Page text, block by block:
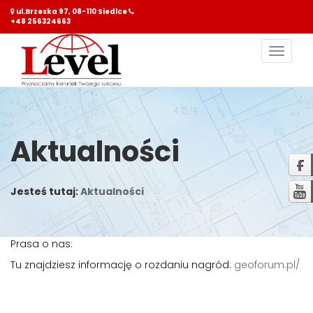
ul.Brzeska 97, 08-110 Siedlce
+48 256324663
Aktualności
Jesteś tutaj:Aktualności
Prasa o nas:
Tu znajdziesz informację o rozdaniu nagród: geoforum.pl/